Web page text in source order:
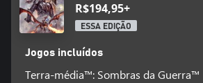
R$194,95+
ESSA EDIÇÃO
Jogos incluídos
Terra-média™: Sombras da Guerra™